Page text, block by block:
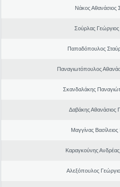
Νάκος Αθανάσιος
Σούρλας
Παπαδόπουλος
Παναγιωτόπουλος
Σκανδαλάκης
Δαβάκης Αθανάσιος
Μαγγίνας
Καραγκούνης Ανδρέας
Αλεξόπουλος